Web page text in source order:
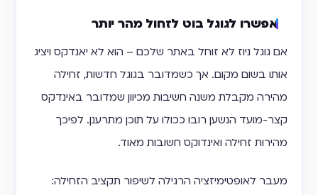
אפשרו לגוגל בוט לזחול מהר יותר
אם גוגל ניוז לא זוחל באתר שלכם – הוא לא יאנדקס ויציג
אותו בשום מקום. אך כשמדובר בגוגל חדשות, זחילה
מהירה מקבלת משנה חשיבות מכיוון שמדובר באינדקס
קצר-מועד הנשען רובו ככולו על תוכן מתרענן. לפיכך
מהירות זחילה ואינדוקס חשובות מאוד.
מעבר לאופטימיזציה הרגילה לשיפור תקציב הזחילה: